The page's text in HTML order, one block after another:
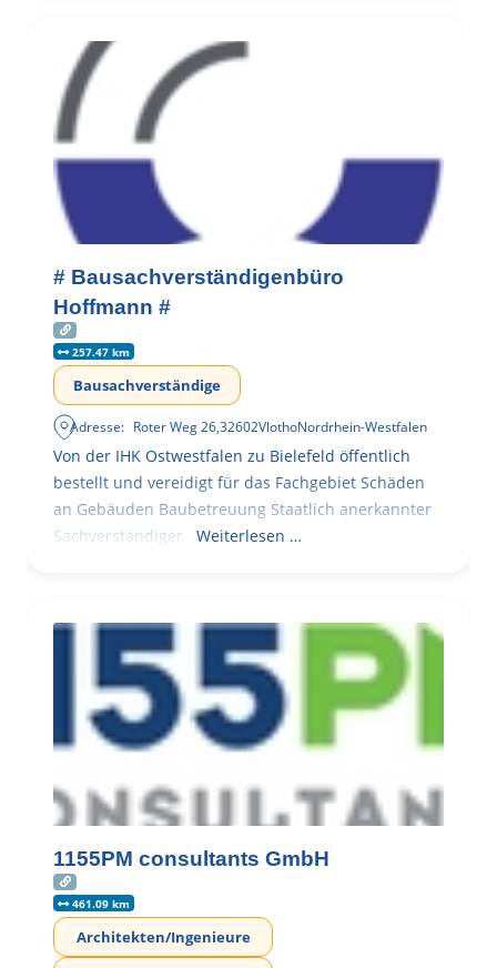
# Bausachverständigenbüro
Hoffmann #
257.47 km
Bausachverständige
Adresse: Roter Weg 26,32602VlothoNordrhein-Westfalen
Von der IHK Ostwestfalen zu Bielefeld öffentlich
bestellt und vereidigt für das Fachgebiet Schäden
an Gebäuden Baubetreuung Staatlich anerkannter
Sachverständiger
Weiterlesen …
1155PM consultants GmbH
461.09 km
Architekten/Ingenieure